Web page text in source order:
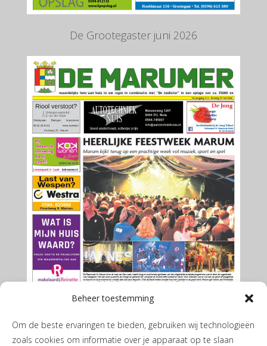
Beheer toestemming
Om de beste ervaringen te bieden, gebruiken wij technologieën
zoals cookies om informatie over je apparaat op te slaan
De Grootegaster juni 2026